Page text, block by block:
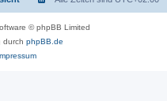
© phpBB Limited
durch phpBB.de